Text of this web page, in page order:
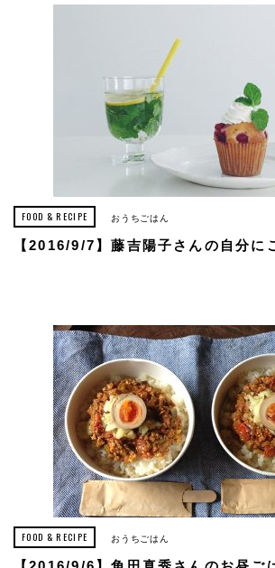
FOOD & RECIPE おうちごはん
【2016/9/7】藤吉陽子さんの自分に
FOOD & RECIPE おうちごはん